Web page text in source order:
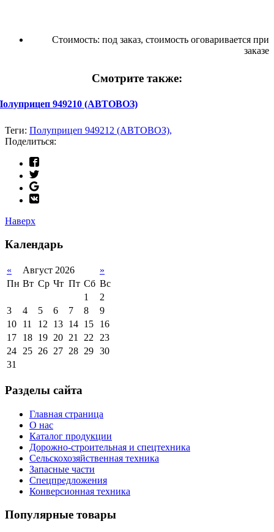
Стоимость: под заказ, стоимость оговаривается при
заказе
Смотрите также:
949210 (АВТОВОЗ)
Теги: Полуприцеп 949212 (АВТОВОЗ),
Поделиться:
Наверх
Календарь
« Август 2026
»
Пн Вт Ср Чт Пт Сб Вс
1
2
3
4 5 6 7 8
9
10
11 12 13 14 15
16
17
18 19 20 21 22
23
24
25 26 27 28 29 30
31
Разделы сайта
Главная страница
О нас
Каталог продукции
Дорожно-строительная и спецтехника
Сельскохозяйственная техника
Запасные части
Спецпредложения
Конверсионная техника
Популярные товары